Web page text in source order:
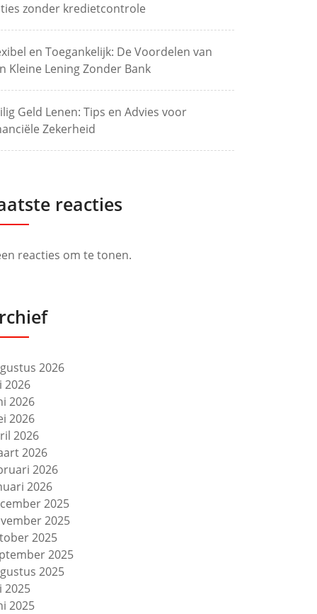
zonder kredietcontrole
en Toegankelijk: De Voordelen van
Kleine Lening Zonder Bank
Geld Lenen: Tips en Advies voor
Zekerheid
reacties
reacties om te tonen.
2026
2026
2026
2026
2026
2026
2026
2026
2025
2025
2025
2025
2025
2025
2025